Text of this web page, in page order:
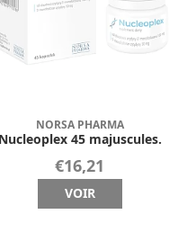
NORSA PHARMA
Nucleoplex 45 majuscules.
€16,21
VOIR